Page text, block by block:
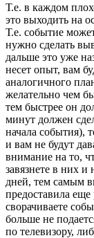
Т.е. в каждом
это выходить на
Т.е. событие
нужно сделать
дальше это уже
несет опыт, вам
аналогичного
желательно чем
тем быстрее он
минут должен
начала события),
и вам не будут
внимание на то,
завязнете в них и
дней, тем самым
предоставила
сворачиваете
больше не
по телевизору,